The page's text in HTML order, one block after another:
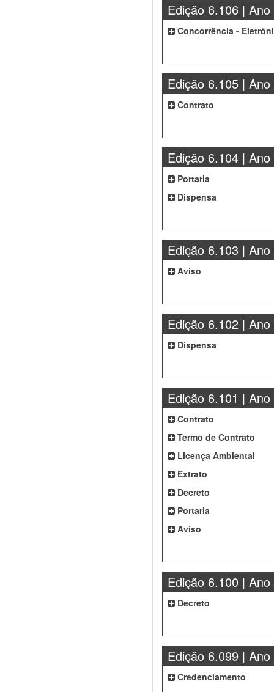
Edição 6.106 | Ano
Concorrência -
Edição 6.105 | Ano
Contrato
Edição 6.104 | Ano
Portaria
Dispensa
Edição 6.103 | Ano
Aviso
Edição 6.102 | Ano
Dispensa
Edição 6.101 | Ano
Contrato
Termo de Contrato
Licença Ambiental
Extrato
Decreto
Portaria
Aviso
Edição 6.100 | Ano
Decreto
Edição 6.099 | Ano
Credenciamento